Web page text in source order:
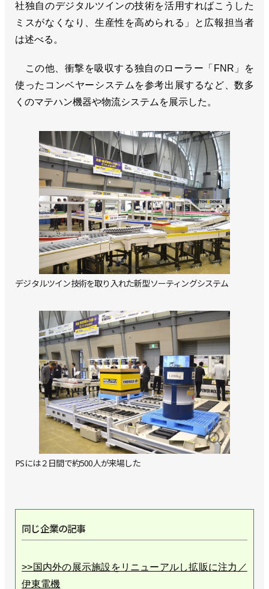
社独自のデジタルツインの技術を活用すればこうした
ミスがなくなり、生産性を高められる」と広報担当者
は述べる。
この他、衝撃を吸収する独自のローラー「FNR」を
使ったコンベヤーシステムを参考出展するなど、数多
くのマテハン機器や物流システムを展示した。
デジタルツイン技術を取り入れた新型ソーティングシステム
PSには２日間で約500人が来場した
同じ企業の記事
>>国内外の展示施設をリニューアルし拡販に注力／
伊東電機